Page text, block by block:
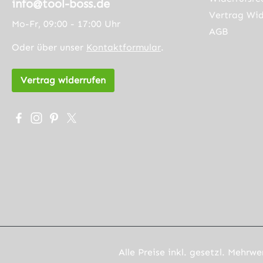
22,23mm Sie
haben die
folgenden
Größen:
115mm
Körnung 40
info@tool-boss.de
Mo-Fr, 09:00 - 17:00 Uhr
Oder über unser Kontaktformular.
Vertrag widerrufen
Besuche uns auf Facebook – öffnet in neuem Tab
Schau auf Instagram vorbei – öffnet in neuem Tab
Lass dich auf Pinterest inspirieren – öffnet in
Folge uns auf X – öffnet in neuem Tab
Vertrag
AGB
Alle Preise inkl. gesetzl.